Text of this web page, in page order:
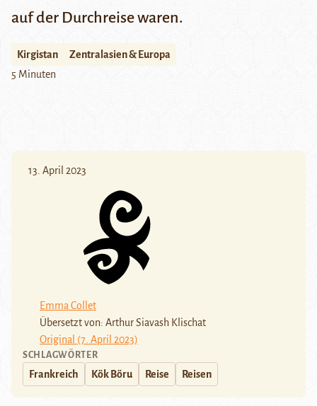
auf der Durchreise waren.
Kirgistan
Zentralasien & Europa
5 Minuten
13. April 2023
Emma Collet
Übersetzt von: Arthur Siavash Klischat
Original (7. April 2023)
SCHLAGWÖRTER
Frankreich Kök Böru Reise Reisen